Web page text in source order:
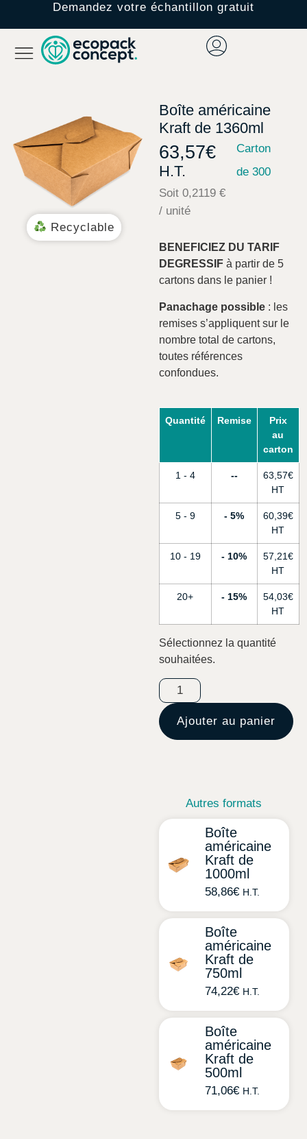
Demandez votre échantillon gratuit
Recyclable
Boîte américaine
Kraft de 1360ml
63,57€
H.T.
Soit 0,2119 €
/ unité
Carton
de 300
BENEFICIEZ DU TARIF
DEGRESSIFà partir de 5
cartons dans le panier !
Panachage possible: les
remises s’appliquent sur le
nombre total de cartons,
toutes références
confondues.
Quantité Remise
Prix
au
carton
1 - 4 - 63,57€
5 - 9 5% 60,39€
10 - 19 10% 57,21€
20+ 15% 54,03€
Sélectionnez la quantité
souhaitées.
Ajouter au panier
Autres formats
Boîte
américaine
Kraft de
1000ml
58,86€ H.T.
Boîte
américaine
Kraft de
750ml
74,22€ H.T.
Boîte
américaine
Kraft de
500ml
71,06€ H.T.